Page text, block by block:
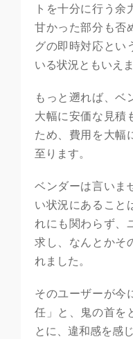
トを十分に行う
甘かった部分も否
グの即時対応とい
いる状況ともいえま
もっと遡れば、ベ
大幅に安価な見積
ため、費用を大幅
至ります。
ベンダーは言いま
い状況にあること
れにも関わらず、
求し、なんとかそ
れました。
そのユーザーが今
任」と、鬼の首を
とに、違和感を感じ